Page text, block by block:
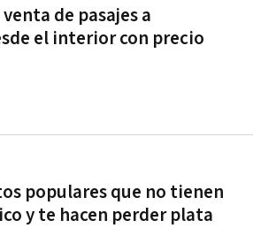
de pasajes a
el interior con precio
populares que no tienen
y te hacen perder plata